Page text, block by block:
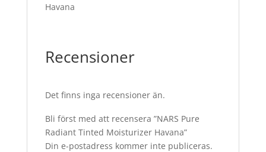
Havana
Recensioner
Det finns inga recensioner än.
Bli först med att recensera ”NARS Pure
Radiant Tinted Moisturizer Havana”
Din e-postadress kommer inte publiceras.